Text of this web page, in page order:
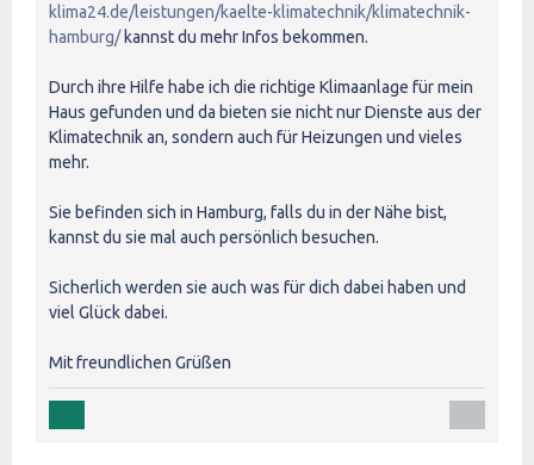
klima24.de/leistungen/kaelte-klimatechnik/klimatechnik-
hamburg/kannst du mehr Infos bekommen.
Durch ihre Hilfe habe ich die richtige Klimaanlage für mein
Haus gefunden und da bieten sie nicht nur Dienste aus der
Klimatechnik an, sondern auch für Heizungen und vieles
mehr.
Sie befinden sich in Hamburg, falls du in der Nähe bist,
kannst du sie mal auch persönlich besuchen.
Sicherlich werden sie auch was für dich dabei haben und
viel Glück dabei.
Mit freundlichen Grüßen